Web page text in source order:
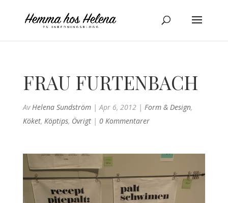
FRAU FURTENBACH
AvHelena Sundström|Apr 6, 2012| Form & Design,
Köket, Köptips, Övrigt| 0 Kommentarer